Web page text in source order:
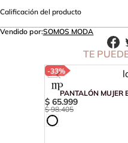
Calificación del producto
Vendido por:SOMOS MODA
TE
-33%
PANTALÓN MUJER
$ 65.999
$ 98.405